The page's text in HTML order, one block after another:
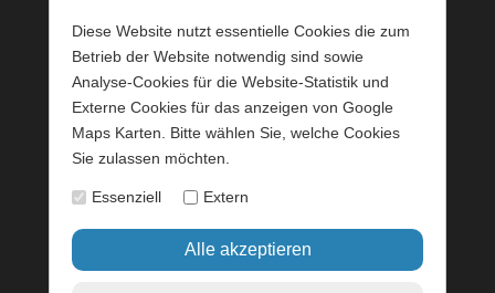
Datenschutz
Barrierefreiheit
Barriere melden
Startseite
Login
Diese Website nutzt essentielle Cookies die zum
Betrieb der Website notwendig sind sowie
Analyse-Cookies für die Website-Statistik und
Externe Cookies für das anzeigen von Google
Maps Karten. Bitte wählen Sie, welche Cookies
Sie zulassen möchten.
Essenziell Extern